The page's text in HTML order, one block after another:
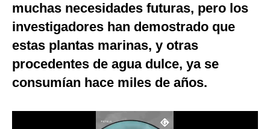
Club del Suscriptor
Mix
G de Gestión
Notas Contratadas
muchas necesidades futuras, pero los
investigadores han demostrado que
estas plantas marinas, y otras
procedentes de agua dulce, ya se
consumían hace miles de años.